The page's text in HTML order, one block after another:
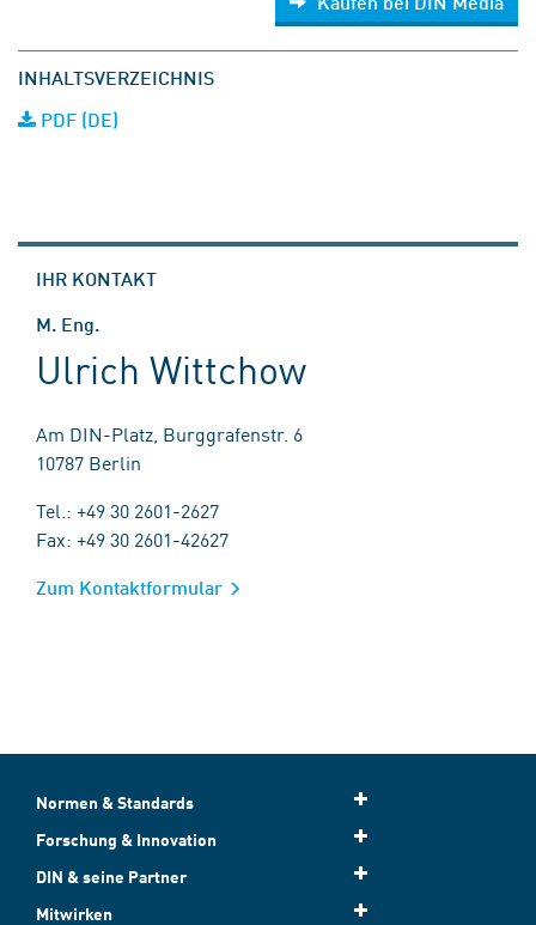
INHALTSVERZEICHNIS
PDF (DE)
IHR KONTAKT
M. Eng.
Ulrich Wittchow
Am DIN-Platz, Burggrafenstr. 6
10787 Berlin
Tel.: +49 30 2601-2627
Fax: +49 30 2601-42627
Zum Kontaktformular
Normen & Standards
Forschung & Innovation
DIN & seine Partner
Mitwirken